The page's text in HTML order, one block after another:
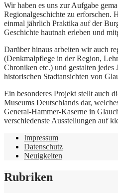
Wir haben es uns zur Aufgabe
Regionalgeschichte zu erforschen.
einmal jährlich Praktika auf der
Geschichte hautnah erleben und
Darüber hinaus arbeiten wir auch
(Denkmalpflege in der Region,
Chroniken etc.) und gestalten jedes
historischen Stadtansichten von
Ein besonderes Projekt stellt auch
Museums Deutschlands dar,
General-Hammer-Kaserne in
verschiedenste Ausstellungen auf
Impressum
Datenschutz
Neuigkeiten
Rubriken